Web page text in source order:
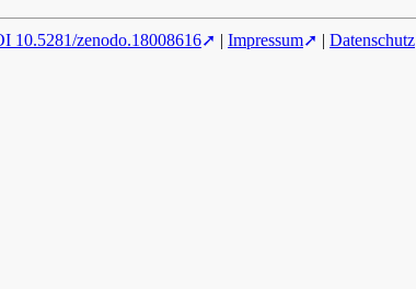
10.5281/zenodo.18008616 | Impressum | Datenschutz